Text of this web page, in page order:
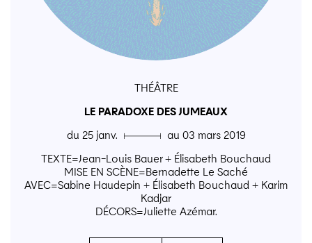
THÉÂTRE
LE PARADOXE DES JUMEAUX
du 25 janv. ▄ au 03 mars 2019
TEXTE=Jean-Louis Bauer + Élisabeth Bouchaud
MISE EN SCÈNE=Bernadette Le Saché
AVEC=Sabine Haudepin + Élisabeth Bouchaud + Karim
Kadjar
DÉCORS=Juliette Azémar.